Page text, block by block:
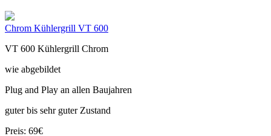
Chrom Kühlergrill VT 600
VT 600 Kühlergrill Chrom
wie abgebildet
Plug and Play an allen Baujahren
guter bis sehr guter Zustand
Preis: 69€